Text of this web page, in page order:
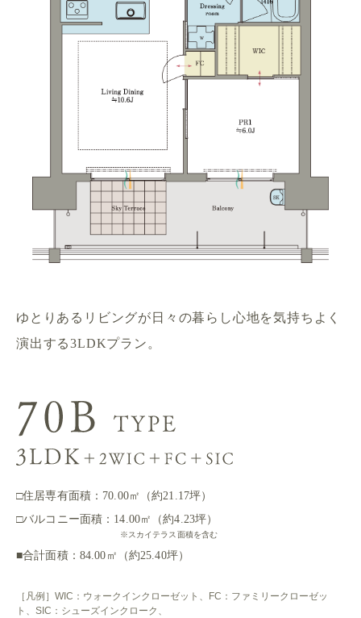
ゆとりあるリビングが日々の暮らし心地を気持ちよく
演出する3LDKプラン。
□住居専有面積：70.00㎡（約21.17坪）
□バルコニー面積：14.00㎡（約4.23坪）
※スカイテラス面積を含む
■合計面積：84.00㎡（約25.40坪）
［凡例］WIC：ウォークインクローゼット、FC：ファミリークローゼッ
ト、SIC：シューズインクローク、